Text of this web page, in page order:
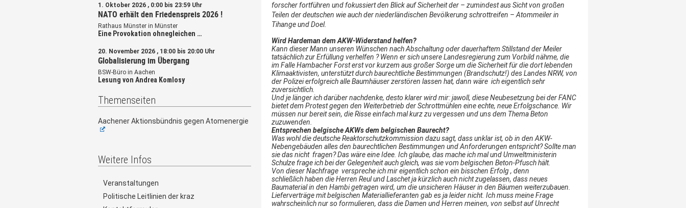
forscher fortführen und fokussiert den Blick auf Sicherheit der – zumindest aus Sicht von großen
Teilen der deutschen wie auch der niederländischen Bevölkerung schrottreifen – Atommeiler in
Tihange und Doel.
Wird Hardeman dem AKW-Widerstand helfen?
Kann dieser Mann unseren Wünschen nach Abschaltung oder dauerhaftem Stillstand der Meiler
tatsächlich zur Erfüllung verhelfen ? Wenn er sich unsere Landesregierung zum Vorbild nähme, die
im Falle Hambacher Forst erst vor kurzem aus großer Sorge um die Sicherheit für die dort lebenden
Klimaaktivisten, unterstützt durch baurechtliche Bestimmungen (Brandschutz!) des Landes NRW, von
der Polizei erfolgreich alle Baumhäuser zerstören lassen hat, dann wäre ich eigentlich sehr
zuversichtlich.
Und je länger ich darüber nachdenke, desto klarer wird mir: jawoll, diese Neubesetzung bei der FANC
bietet dem Protest gegen den Weiterbetrieb der Schrottmühlen eine echte, neue Erfolgschance. Wir
müssen nur bereit sein, die Risse einfach mal kurz zu vergessen und uns dem Thema Beton
zuzuwenden.
Entsprechen belgische AKWs dem belgischen Baurecht?
Was wohl die deutsche Reaktorschutzkommission dazu sagt, dass unklar ist, ob in den AKW-
Nebengebäuden alles den baurechtlichen Bestimmungen und Anforderungen entspricht? Sollte man
sie das nicht fragen? Das wäre eine Idee. Ich glaube, das mache ich mal und Umweltministerin
Schulze frage ich bei der Gelegenheit auch gleich, was sie vom belgischen Beton-Pfusch hält.
Von dieser Nachfrage verspreche ich mir eigentlich schon ein bisschen Erfolg , denn
schließlich haben die Herren Reul und Laschet ja kürzlich auch nicht zugelassen, dass neues
Baumaterial in den Hambi getragen wird, um die unsicheren Häuser in den Bäumen weiterzubauen.
Lieferverträge mit belgischen Materiallieferanten gab es ja leider nicht. Ich muss meine Frage
wahrscheinlich nur so formulieren, dass die Damen und Herren meinen, von selbst auf Unrecht
1. Oktober 2026 , 0:00 bis 23:59 Uhr
NATO erhält den Friedenspreis 2026 !
Rathaus Münster in Münster
Eine Provokation ohnegleichen …
20. November 2026 , 18:00 bis 20:00 Uhr
Globalisierung im Übergang
BSW-Büro in Aachen
Lesung von Andrea Komlosy
Themenseiten
Aachener Aktionsbündnis gegen Atomenergie
Weitere Infos
Veranstaltungen
Politische Leitlinien der kraz